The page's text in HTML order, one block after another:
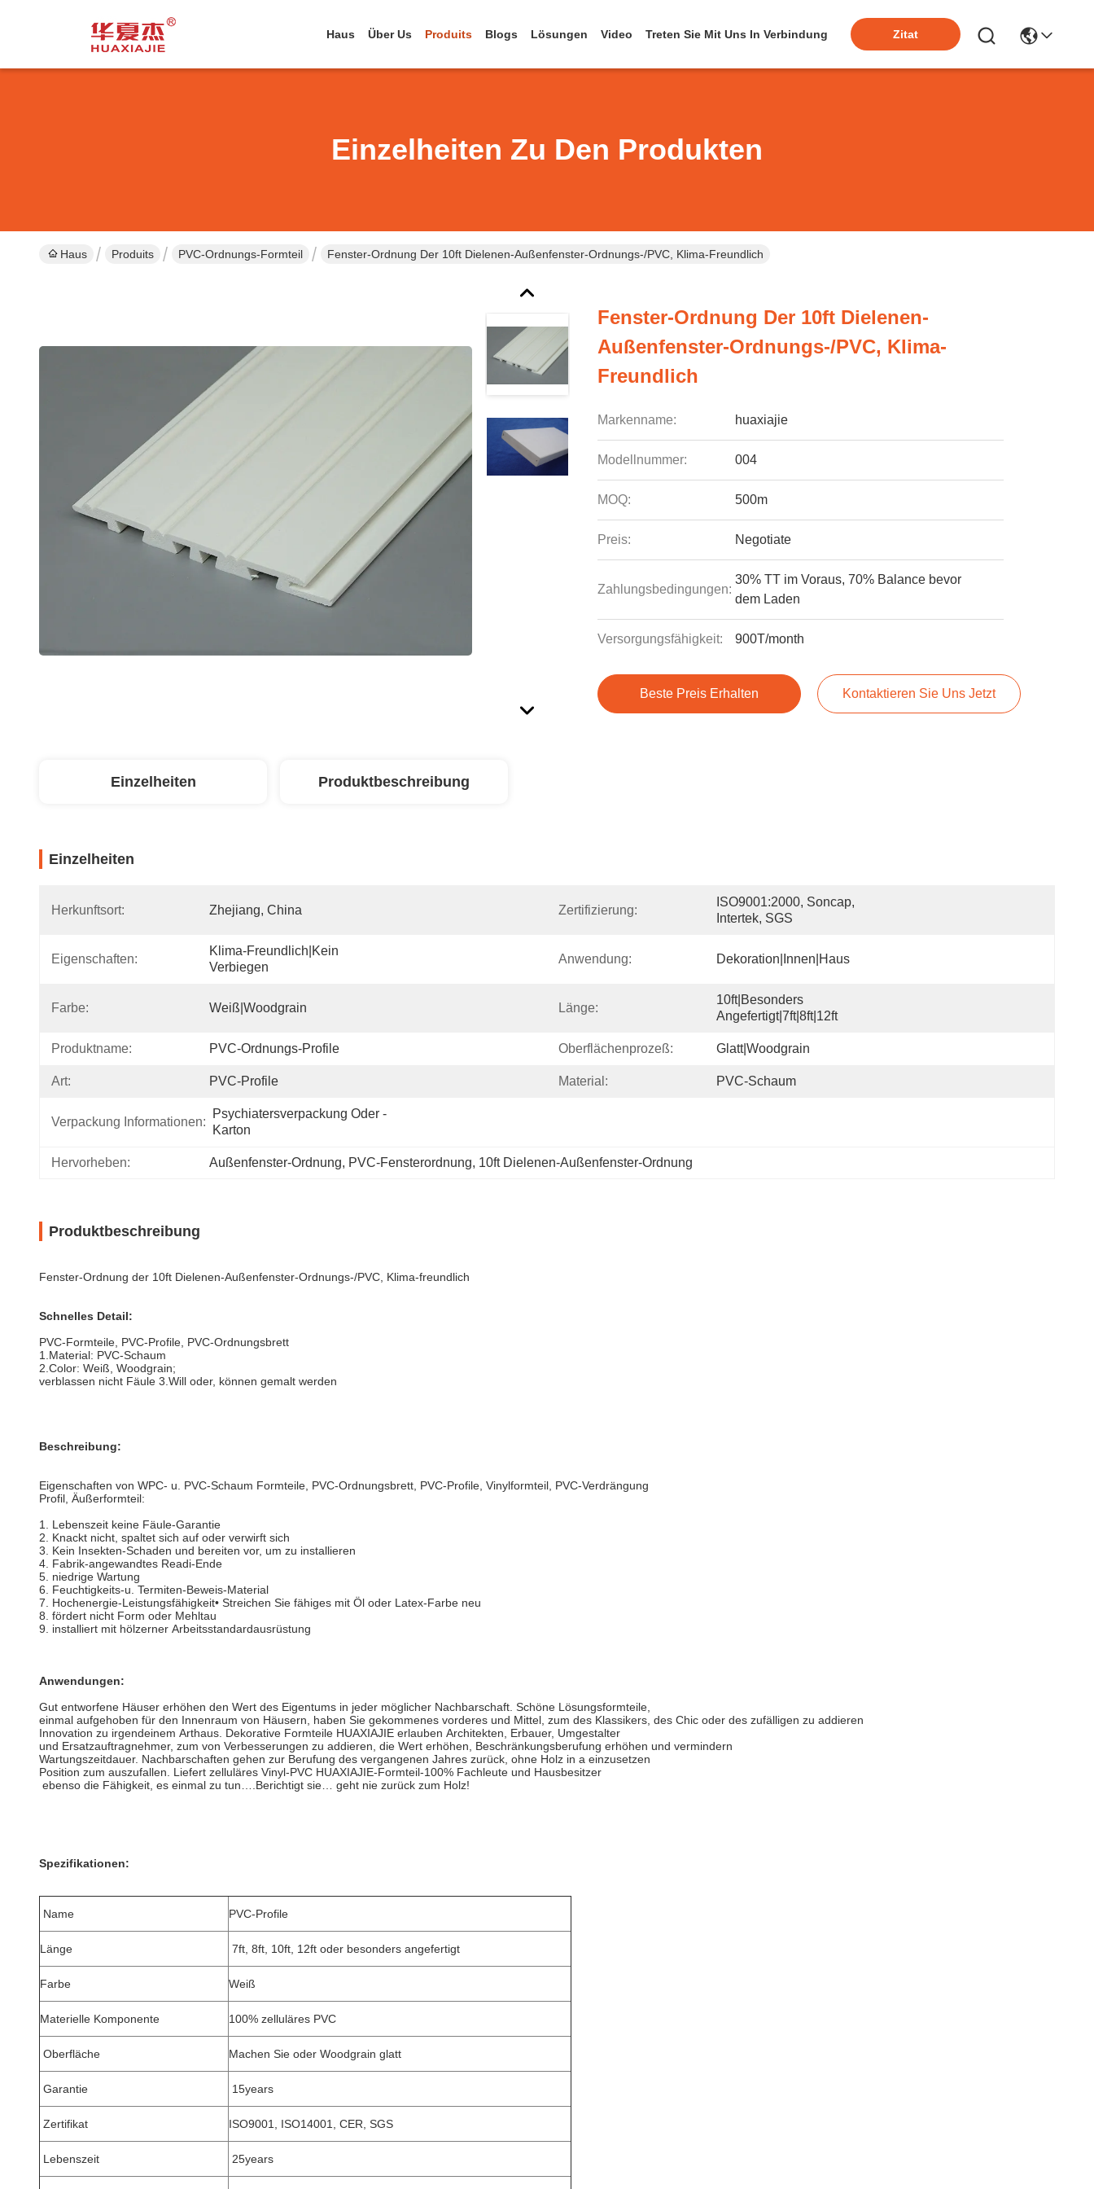
Haus Über Us Produits Blogs Lösungen Video Treten Sie Mit Uns In Verbindung Zitat
Einzelheiten Zu Den Produkten
Haus Produits PVC-Ordnungs-Formteil Fenster-Ordnung Der 10ft Dielenen-Außenfenster-Ordnungs-/PVC, Klima-Freundlich
Fenster-Ordnung Der 10ft Dielenen-
Außenfenster-Ordnungs-/PVC, Klima-
Freundlich
Markenname: huaxiajie
Modellnummer: 004
MOQ: 500m
Preis: Negotiate
Zahlungsbedingungen:
30% TT im Voraus, 70% Balance bevor
dem Laden
Versorgungsfähigkeit: 900T/month
Beste Preis Erhalten Kontaktieren Sie Uns Jetzt
Einzelheiten Produktbeschreibung
Einzelheiten
Herkunftsort: Zhejiang, China Zertifizierung:
ISO9001:2000, Soncap,
Intertek, SGS
Eigenschaften:
Klima-Freundlich|Kein
Verbiegen
Anwendung: Dekoration|Innen|Haus
Farbe: Weiß|Woodgrain Länge:
10ft|Besonders
Angefertigt|7ft|8ft|12ft
Produktname: PVC-Ordnungs-Profile Oberflächenprozeß: Glatt|Woodgrain
Art: PVC-Profile Material: PVC-Schaum
Verpackung Informationen:
Psychiatersverpackung Oder -
Karton
Hervorheben: Außenfenster-Ordnung, PVC-Fensterordnung, 10ft Dielenen-Außenfenster-Ordnung
Produktbeschreibung
Fenster-Ordnung der 10ft Dielenen-Außenfenster-Ordnungs-/PVC, Klima-freundlich
Schnelles Detail:
PVC-Formteile, PVC-Profile, PVC-Ordnungsbrett
1.Material: PVC-Schaum
2.Color: Weiß, Woodgrain;
verblassen nicht Fäule 3.Will oder, können gemalt werden
Beschreibung:
Eigenschaften von WPC- u. PVC-Schaum Formteile, PVC-Ordnungsbrett, PVC-Profile, Vinylformteil, PVC-Verdrängung
Profil, Äußerformteil:
1. Lebenszeit keine Fäule-Garantie
2. Knackt nicht, spaltet sich auf oder verwirft sich
3. Kein Insekten-Schaden und bereiten vor, um zu installieren
4. Fabrik-angewandtes Readi-Ende
5. niedrige Wartung
6. Feuchtigkeits-u. Termiten-Beweis-Material
7. Hochenergie-Leistungsfähigkeit• Streichen Sie fähiges mit Öl oder Latex-Farbe neu
8. fördert nicht Form oder Mehltau
9. installiert mit hölzerner Arbeitsstandardausrüstung
Anwendungen:
Gut entworfene Häuser erhöhen den Wert des Eigentums in jeder möglicher Nachbarschaft. Schöne Lösungsformteile,
einmal aufgehoben für den Innenraum von Häusern, haben Sie gekommenes vorderes und Mittel, zum des Klassikers, des Chic oder des zufälligen zu addieren
Innovation zu irgendeinem Arthaus. Dekorative Formteile HUAXIAJIE erlauben Architekten, Erbauer, Umgestalter
und Ersatzauftragnehmer, zum von Verbesserungen zu addieren, die Wert erhöhen, Beschränkungsberufung erhöhen und vermindern
Wartungszeitdauer. Nachbarschaften gehen zur Berufung des vergangenen Jahres zurück, ohne Holz in a einzusetzen
Position zum auszufallen. Liefert zelluläres Vinyl-PVC HUAXIAJIE-Formteil-100% Fachleute und Hausbesitzer
ebenso die Fähigkeit, es einmal zu tun….Berichtigt sie… geht nie zurück zum Holz!
Spezifikationen:
Name PVC-Profile
Länge 7ft, 8ft, 10ft, 12ft oder besonders angefertigt
Farbe Weiß
Materielle Komponente 100% zelluläres PVC
Oberfläche Machen Sie oder Woodgrain glatt
Garantie 15years
Zertifikat ISO9001, ISO14001, CER, SGS
Lebenszeit 25years